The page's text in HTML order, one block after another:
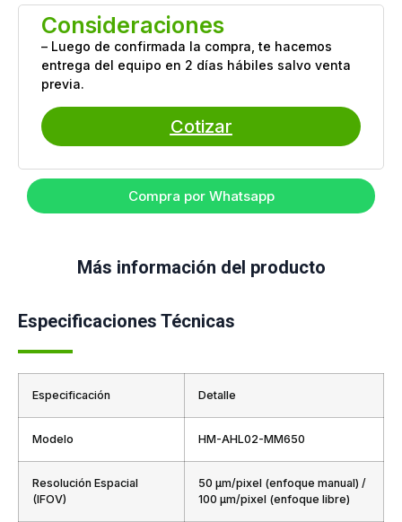
Consideraciones
– Luego de confirmada la compra, te hacemos
entrega del equipo en 2 días hábiles salvo venta
previa.
Cotizar
Compra por Whatsapp
Más información del producto
Especificaciones Técnicas
Especificación Detalle
Modelo HM-AHL02-MM650
Resolución Espacial
(IFOV)
50 μm/pixel (enfoque manual) /
100 μm/pixel (enfoque libre)